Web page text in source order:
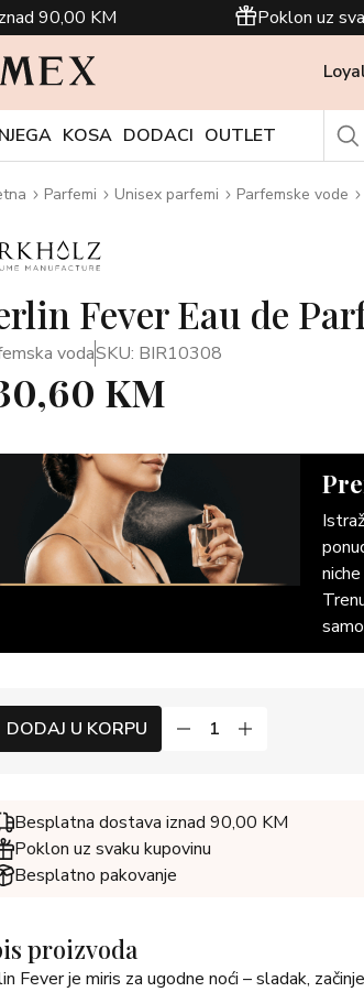
90,00 KM Poklon uz
NJEGA KOSA DODACI OUTLET
Parfemi Unisex parfemi Parfemske vode
Fever Eau de
vodaSKU: BIR10308
KM
DODAJ U KORPU
Besplatna dostava iznad 90,00 KM
Poklon uz svaku kupovinu
Besplatno pakovanje
proizvoda
Fever je miris za ugodne noći – sladak,